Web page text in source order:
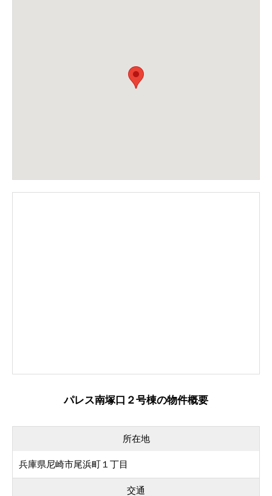
パレス南塚口２号棟の物件概要
所在地
兵庫県尼崎市尾浜町１丁目
交通